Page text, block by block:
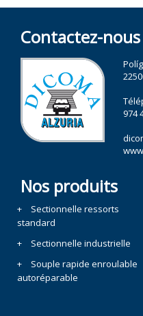
Contactez-nous
974
Nos produits
Sectionnelle ressorts
standard
Sectionnelle industrielle
Souple rapide enroulable
autoréparable